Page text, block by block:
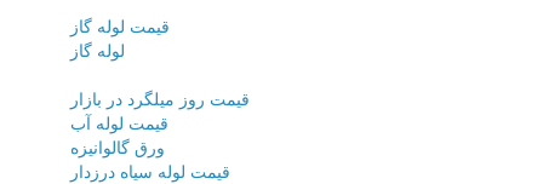
قیمت لوله گاز
لوله گاز
قیمت روز میلگرد در بازار
قیمت لوله آب
ورق گالوانیزه
قیمت لوله سیاه درزدار